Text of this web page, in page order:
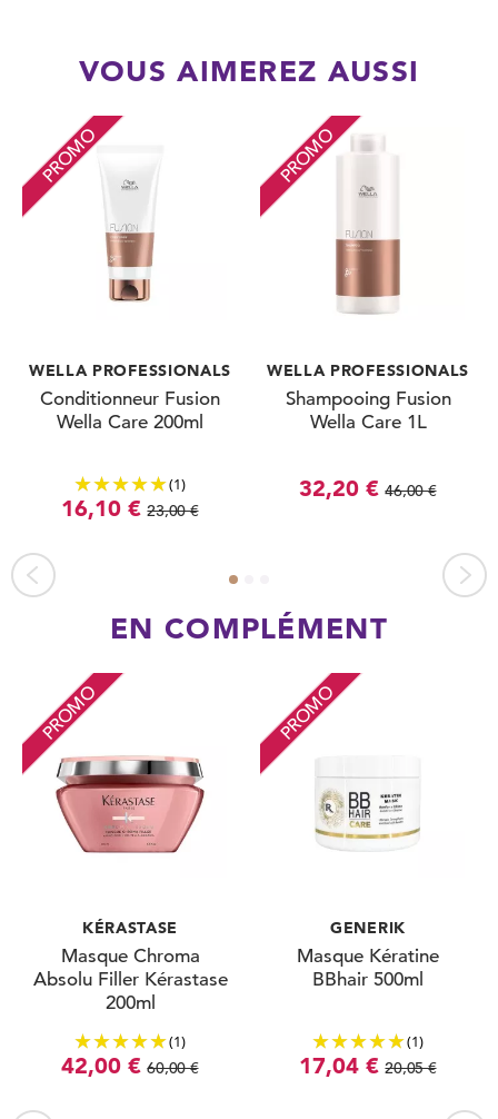
VOUS AIMEREZ AUSSI
PROMO
WELLA PROFESSIONALS
Conditionneur Fusion
Wella Care 200ml
(1)
16,10 € 23,00 €
PROMO
WELLA PROFESSIONALS
Shampooing Fusion
Wella Care 1L
32,20 € 46,00 €
EN COMPLÉMENT
PROMO
KÉRASTASE
Masque Chroma
Absolu Filler Kérastase
200ml
(1)
42,00 € 60,00 €
PROMO
GENERIK
Masque Kératine
BBhair 500ml
(1)
17,04 € 20,05 €